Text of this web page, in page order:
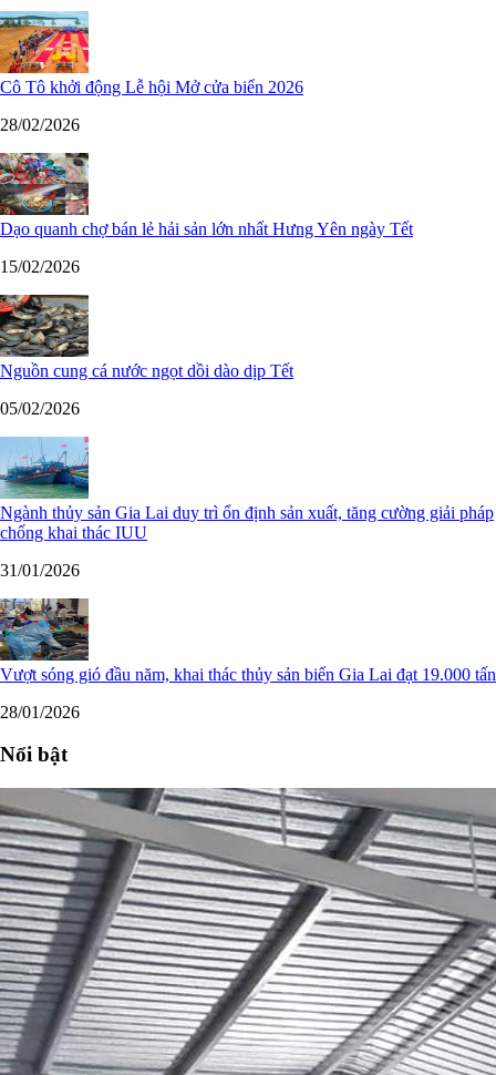
Cô Tô khởi động Lễ hội Mở cửa biển 2026
28/02/2026
Dạo quanh chợ bán lẻ hải sản lớn nhất Hưng Yên ngày Tết
15/02/2026
Nguồn cung cá nước ngọt dồi dào dịp Tết
05/02/2026
Ngành thủy sản Gia Lai duy trì ổn định sản xuất, tăng cường giải pháp
chống khai thác IUU
31/01/2026
Vượt sóng gió đầu năm, khai thác thủy sản biển Gia Lai đạt 19.000 tấn
28/01/2026
Nổi bật